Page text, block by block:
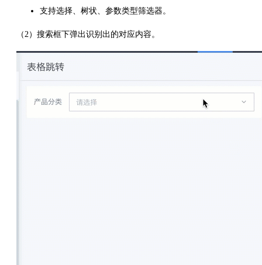
支持选择、树状、参数类型筛选器。
（2）搜索框下弹出识别出的对应内容。